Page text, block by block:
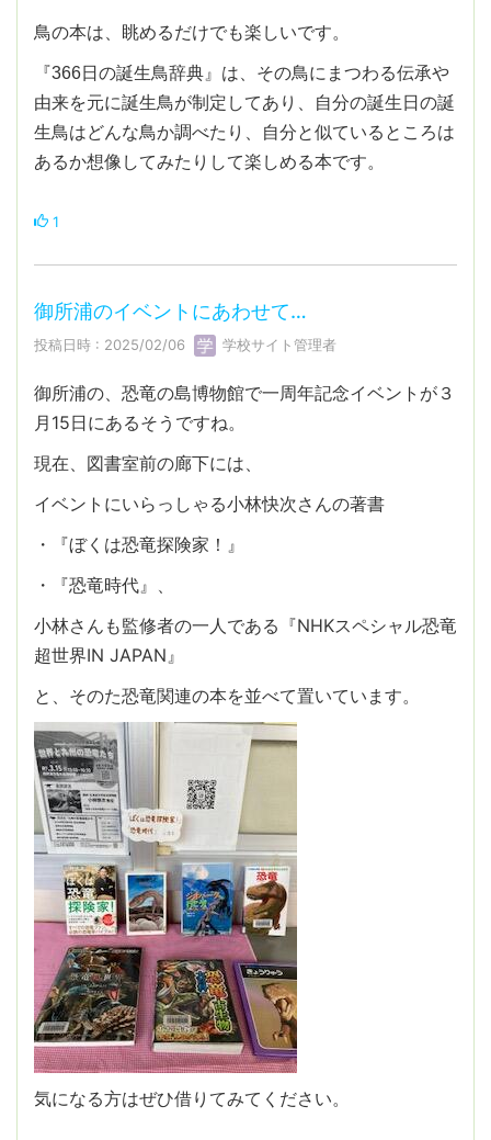
鳥の本は、眺めるだけでも楽しいです。
『366日の誕生鳥辞典』は、その鳥にまつわる伝承や
由来を元に誕生鳥が制定してあり、自分の誕生日の誕
生鳥はどんな鳥か調べたり、自分と似ているところは
あるか想像してみたりして楽しめる本です。
1
御所浦のイベントにあわせて…
投稿日時 : 2025/02/06 学校サイト管理者
御所浦の、恐竜の島博物館で一周年記念イベントが３
月15日にあるそうですね。
現在、図書室前の廊下には、
イベントにいらっしゃる小林快次さんの著書
・『ぼくは恐竜探険家！』
・『恐竜時代』、
小林さんも監修者の一人である『NHKスペシャル恐竜
超世界IN JAPAN』
と、そのた恐竜関連の本を並べて置いています。
気になる方はぜひ借りてみてください。